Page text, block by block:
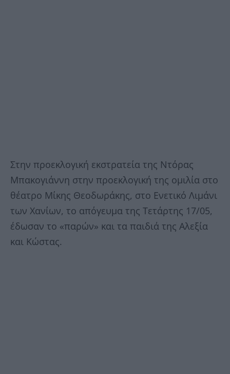
Στην προεκλογική εκστρατεία της Ντόρας
Μπακογιάννη στην προεκλογική της ομιλία στο
θέατρο Μίκης Θεοδωράκης, στο Ενετικό Λιμάνι
των Χανίων, το απόγευμα της Τετάρτης 17/05,
έδωσαν το «παρών» και τα παιδιά της Αλεξία
και Κώστας.